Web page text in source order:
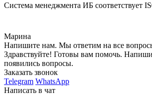
Система менеджмента ИБ соответствует
Марина
Напишите нам. Мы ответим на все
Здравствуйте! Готовы вам помочь.
появились вопросы.
Заказать звонок
Telegram WhatsApp
Написать в чат